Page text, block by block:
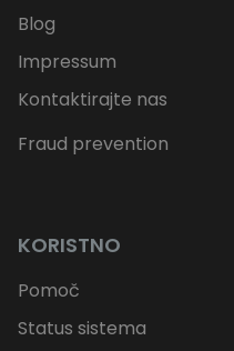
Blog
Impressum
Kontaktirajte nas
Fraud prevention
KORISTNO
Pomoč
Status sistema